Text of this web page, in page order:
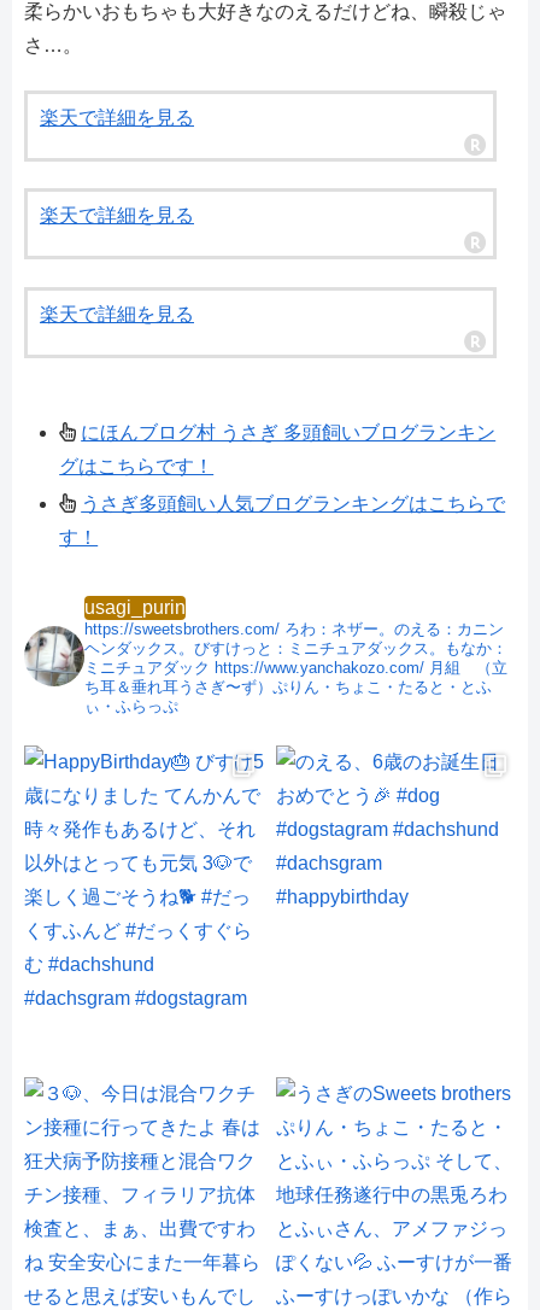
柔らかいおもちゃも大好きなのえるだけどね、瞬殺じゃ
さ…。
楽天で詳細を見る
楽天で詳細を見る
楽天で詳細を見る
にほんブログ村 うさぎ 多頭飼いブログランキン
グはこちらです！
うさぎ多頭飼い人気ブログランキングはこちらで
す！
usagi_purin
https://sweetsbrothers.com/ ろわ：ネザー。のえる：カニン
ヘンダックス。びすけっと：ミニチュアダックス。もなか：
ミニチュアダック https://www.yanchakozo.com/ 月組 （立
ち耳＆垂れ耳うさぎ〜ず）ぷりん・ちょこ・たると・とふ
ぃ・ふらっぷ